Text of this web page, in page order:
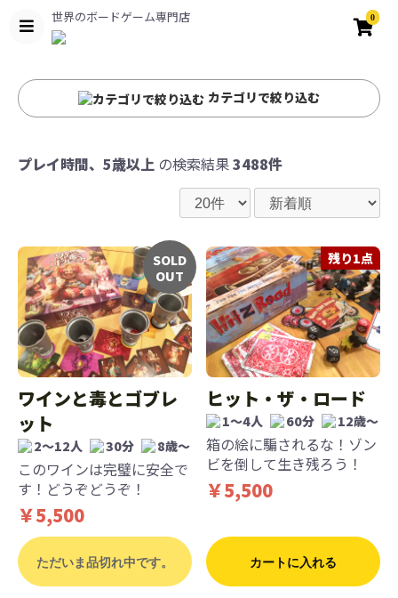
世界のボードゲーム専門店 0
カテゴリで絞り込む
プレイ時間、5歳以上 の検索結果3488件
SOLD
OUT
ワインと毒とゴブレ
ット
2～12人 30分 8歳〜
このワインは完璧に安全で
す！どうぞどうぞ！
￥5,500
ただいま品切れ中です。
残り1点
ヒット・ザ・ロード
1～4人 60分 12歳〜
箱の絵に騙されるな！ゾン
ビを倒して生き残ろう！
￥5,500
カートに入れる